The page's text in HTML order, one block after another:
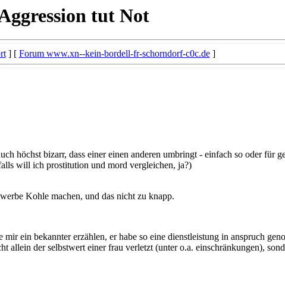
tut Not
] [ Forum www.xn--kein-bordell-fr-schorndorf-c0c.de]
höchst bizarr, dass einer einen anderen umbringt - einfach so oder für
will ich prostitution und mord vergleichen, ja?)
Kohle machen, und das nicht zu knapp.
ein bekannter erzählen, er habe so eine dienstleistung in anspruch
der selbstwert einer frau verletzt (unter o.a. einschränkungen),